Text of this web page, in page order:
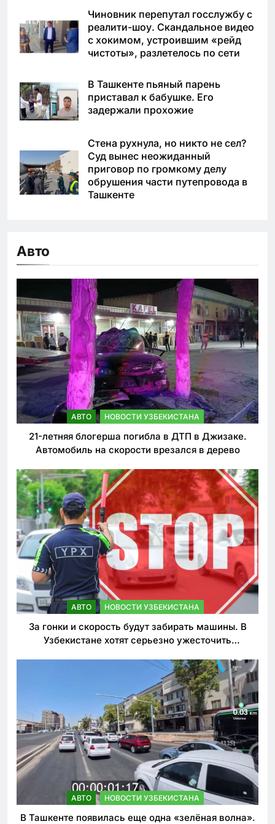
Чиновник перепутал госслужбу с
реалити-шоу. Скандальное видео
с хокимом, устроившим «рейд
чистоты», разлетелось по сети
В Ташкенте пьяный парень
приставал к бабушке. Его
задержали прохожие
Стена рухнула, но никто не сел?
Суд вынес неожиданный
приговор по громкому делу
обрушения части путепровода в
Ташкенте
Авто
АВТО НОВОСТИ УЗБЕКИСТАНА
21-летняя блогерша погибла в ДТП в Джизаке.
Автомобиль на скорости врезался в дерево
АВТО НОВОСТИ УЗБЕКИСТАНА
За гонки и скорость будут забирать машины. В
Узбекистане хотят серьезно ужесточить
АВТО НОВОСТИ УЗБЕКИСТАНА
В Ташкенте появилась еще одна «зелёная волна».